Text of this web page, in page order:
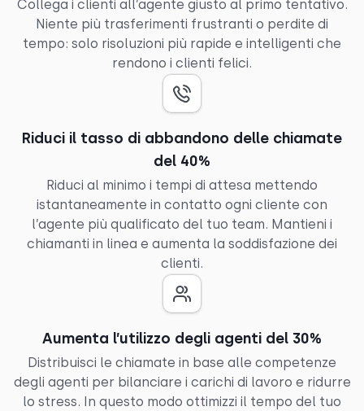
Collega i clienti all’agente giusto al primo tentativo.
Niente più trasferimenti frustranti o perdite di
tempo: solo risoluzioni più rapide e intelligenti che
rendono i clienti felici.
Riduci il tasso di abbandono delle chiamate
del 40%
Riduci al minimo i tempi di attesa mettendo
istantaneamente in contatto ogni cliente con
l’agente più qualificato del tuo team. Mantieni i
chiamanti in linea e aumenta la soddisfazione dei
clienti.
Aumenta l’utilizzo degli agenti del 30%
Distribuisci le chiamate in base alle competenze
degli agenti per bilanciare i carichi di lavoro e ridurre
lo stress. In questo modo ottimizzi il tempo del tuo